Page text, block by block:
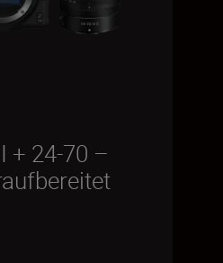
+ 24-70 –